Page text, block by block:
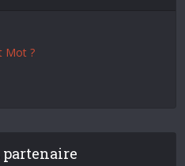
Mot ?
partenaire